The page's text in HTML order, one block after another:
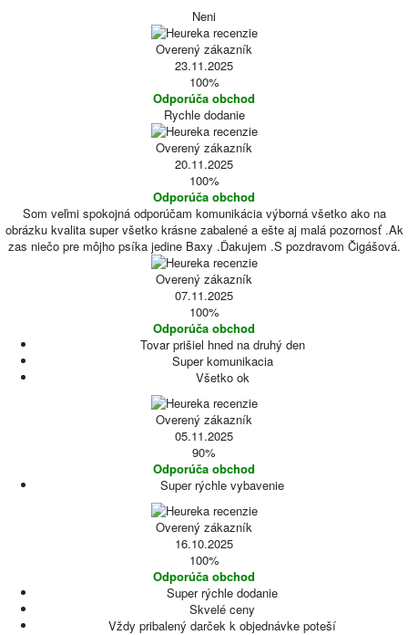
Neni
Overený zákazník
23.11.2025
100%
Odporúča obchod
Rychle dodanie
Overený zákazník
20.11.2025
100%
Odporúča obchod
Som veľmi spokojná odporúčam komunikácia výborná všetko ako na
obrázku kvalita super všetko krásne zabalené a ešte aj malá pozornosť .Ak
zas niečo pre môjho psíka jedine Baxy .Ďakujem .S pozdravom Čigášová.
Overený zákazník
07.11.2025
100%
Odporúča obchod
Tovar prišiel hned na druhý den
Super komunikacia
Všetko ok
Overený zákazník
05.11.2025
90%
Odporúča obchod
Super rýchle vybavenie
Overený zákazník
16.10.2025
100%
Odporúča obchod
Super rýchle dodanie
Skvelé ceny
Vždy pribalený darček k objednávke poteší